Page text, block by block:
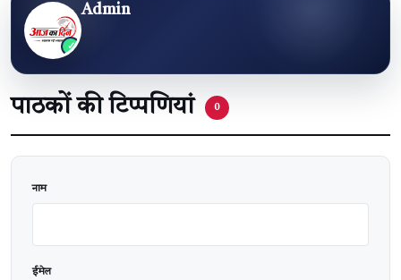
Admin
पाठकों की टिप्पणियां 0
नाम
ईमेल